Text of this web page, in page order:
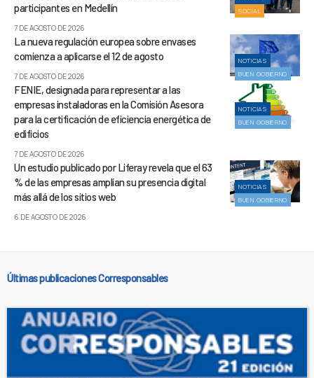
SOCIAL
participantes en Medellín
7 DE AGOSTO DE 2026
NOTICIAS
BUEN GOBIERNO
La nueva regulación europea sobre envases
comienza a aplicarse el 12 de agosto
7 DE AGOSTO DE 2026
NOTICIAS
BUEN GOBIERNO
FENIE, designada para representar a las
empresas instaladoras en la Comisión Asesora
para la certificación de eficiencia energética de
edificios
7 DE AGOSTO DE 2026
NOTICIAS
BUEN GOBIERNO
Un estudio publicado por Liferay revela que el 63
% de las empresas amplían su presencia digital
más allá de los sitios web
6 DE AGOSTO DE 2026
Últimas publicaciones Corresponsables